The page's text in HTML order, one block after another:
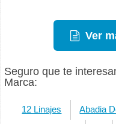
Ver
Seguro que te
Marca:
12 Linajes Abadia